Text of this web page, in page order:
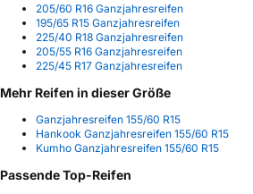
205/60 R16 Ganzjahresreifen
195/65 R15 Ganzjahresreifen
225/40 R18 Ganzjahresreifen
205/55 R16 Ganzjahresreifen
225/45 R17 Ganzjahresreifen
Mehr Reifen in dieser Größe
Ganzjahresreifen 155/60 R15
Hankook Ganzjahresreifen 155/60 R15
Kumho Ganzjahresreifen 155/60 R15
Passende Top-Reifen